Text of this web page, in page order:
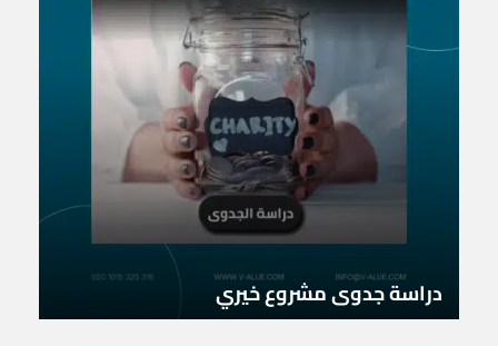
دراسة جدوى مشروع خيري